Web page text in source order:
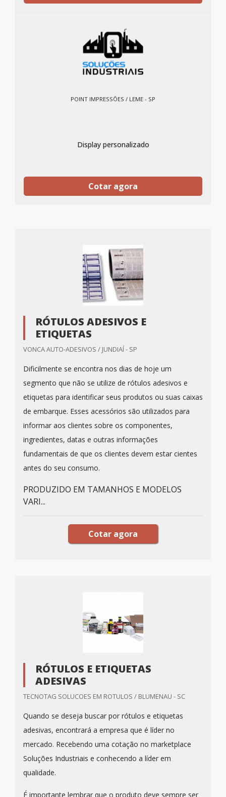
POINT IMPRESSÕES / LEME - SP
Display personalizado
Cotar agora
RÓTULOS ADESIVOS E
ETIQUETAS
VONCA AUTO-ADESIVOS / JUNDIAÍ - SP
Dificilmente se encontra nos dias de hoje um
segmento que não se utilize de rótulos adesivos e
etiquetas para identificar seus produtos ou suas caixas
de embarque. Esses acessórios são utilizados para
informar aos clientes sobre os componentes,
ingredientes, datas e outras informações
fundamentais de que os clientes devem estar cientes
antes do seu consumo.
PRODUZIDO EM TAMANHOS E MODELOS
VARI...
Cotar agora
RÓTULOS E ETIQUETAS
ADESIVAS
TECNOTAG SOLUCOES EM ROTULOS / BLUMENAU - SC
Quando se deseja buscar por rótulos e etiquetas
adesivas, encontrará a empresa que é líder no
mercado. Recebendo uma cotação no marketplace
Soluções Industriais e conhecendo a líder em
qualidade.
É importante lembrar que o produto deve sempre ser